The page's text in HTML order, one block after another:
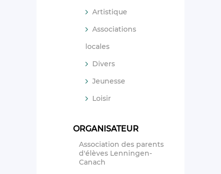
Artistique
Associations
locales
Divers
Jeunesse
Loisir
ORGANISATEUR
Association des parents
d'élèves Lenningen-
Canach